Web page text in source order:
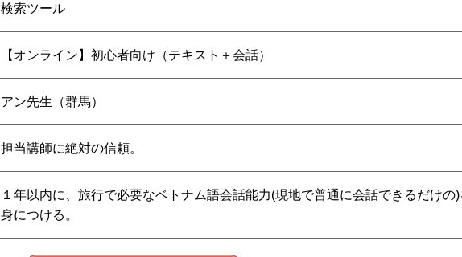
検索ツール
【オンライン】初心者向け（テキスト＋会話）
アン先生（群馬）
担当講師に絶対の信頼。
１年以内に、旅行で必要なベトナム語会話能力(現地で普通に会話できるだけの)
身につける。